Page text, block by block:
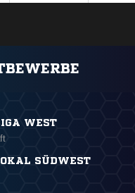
WEST
SÜDWEST